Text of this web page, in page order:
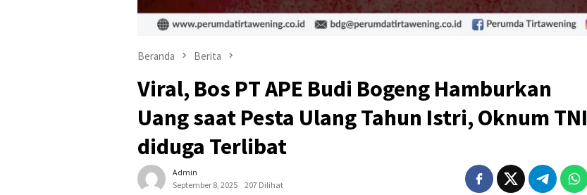
Beranda Berita
Viral, Bos PT APE Budi Bogeng Hamburkan
Uang saat Pesta Ulang Tahun Istri, Oknum TNI
diduga Terlibat
Admin
September 8, 2025
207 Dilihat